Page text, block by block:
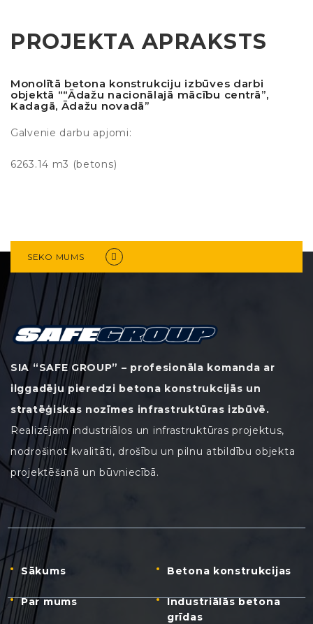
PROJEKTA APRAKSTS
Monolītā betona konstrukciju izbūves darbi
objektā ““Ādažu nacionālajā mācību centrā”,
Kadagā, Ādažu novadā”
Galvenie darbu apjomi:
6263.14 m3 (betons)
SEKO MUMS
SIA “SAFE GROUP” – profesionāla komanda ar
ilggadēju pieredzi betona konstrukcijās un
stratēģiskas nozīmes infrastruktūras izbūvē.
Realizējam industriālos un infrastruktūras projektus,
nodrošinot kvalitāti, drošību un pilnu atbildību objekta
projektēšanā un būvniecībā.
Sākums
Par mums
Betona konstrukcijas
Industriālās betona
grīdas